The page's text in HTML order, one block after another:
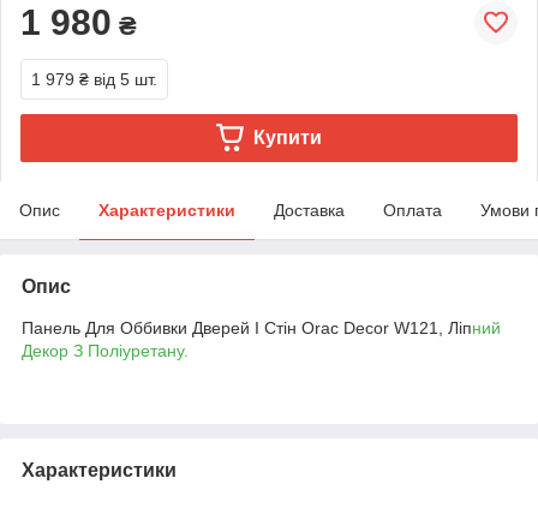
1 980 ₴
1 979 ₴ від 5 шт.
Купити
Опис Характеристики Доставка Оплата Умови
Опис
Панель Для Оббивки Дверей І Стін Orac Decor W121, Ліпний
Декор З Поліуретану.
Характеристики